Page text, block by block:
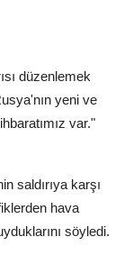
düzenlemek
yeni ve
var."
saldırıya karşı
hava
söyledi.